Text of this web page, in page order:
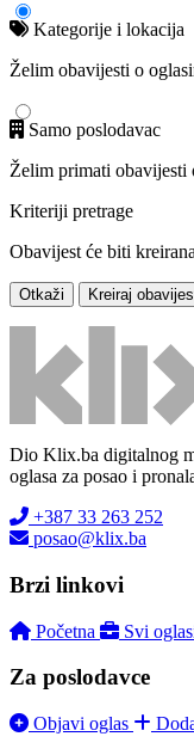
Kategorije i lokacija
Želim obavijesti o
Samo poslodavac
Želim primati obavijesti
Kriteriji pretrage
Obavijest će biti
Otkaži Kreiraj
Dio Klix.ba digitalnog
oglasa za posao i
+387 33 263 252
posao@klix.ba
Brzi linkovi
Početna Svi
Za poslodavce
Objavi oglas